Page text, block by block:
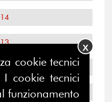
cookie tecnici
cookie tecnici
funzionamento
X